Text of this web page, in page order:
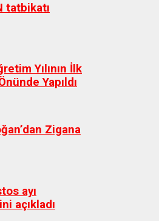
tatbikatı
Yılının İlk
Yapıldı
Zigana
ayı
açıkladı